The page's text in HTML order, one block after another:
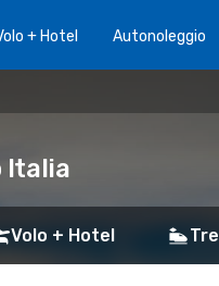
+ Hotel Autonoleggio
Italia
Volo + Hotel